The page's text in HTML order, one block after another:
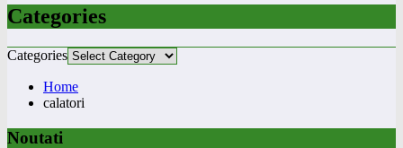
Categories
Categories
Home
calatori
Noutati